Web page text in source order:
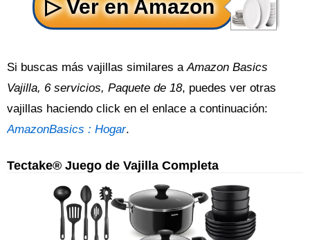
Si buscas más vajillas similares aAmazon Basics
Vajilla, 6 servicios, Paquete de 18, puedes ver otras
vajillas haciendo click en el enlace a continuación:
AmazonBasics : Hogar.
Tectake® Juego de Vajilla Completa